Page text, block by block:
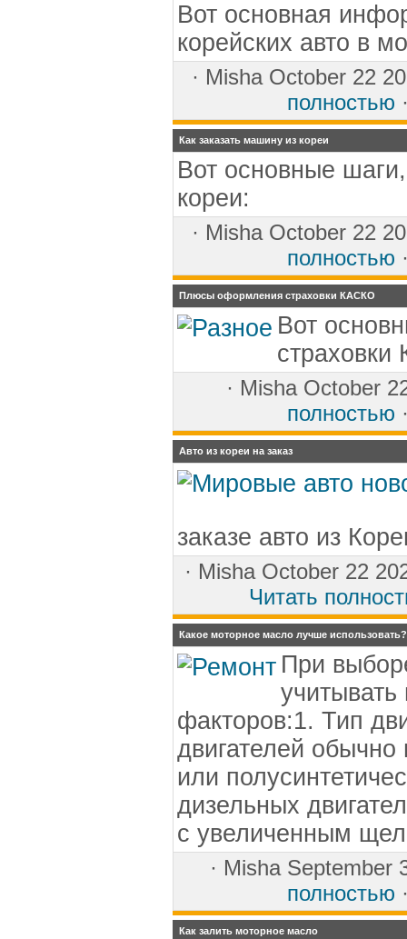
Вот основная
корейских авто в
· MishaOctober 22
полностью
Как заказать машину из кореи
Вот основные
кореи:
· MishaOctober 22
полностью
Плюсы оформления страховки КАСКО
Вот
· MishaOctober
полностью
Авто из кореи на заказ
заказе авто из
· MishaOctober 22
Читать
Какое моторное масло лучше использовать?
При
факторов:1. Тип
двигателей
или
дизельных
с увеличенным
· MishaSeptember
полностью
Как залить моторное масло